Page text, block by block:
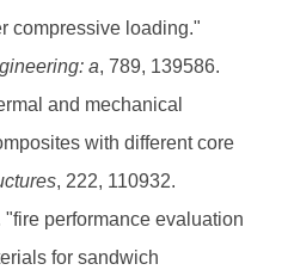
compressive loading."
a, 789, 139586.
and mechanical
with different core
, 222, 110932.
"fire performance evaluation
for sandwich